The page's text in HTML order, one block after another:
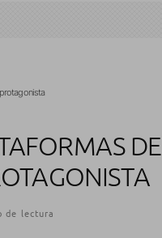
DE
de lectura